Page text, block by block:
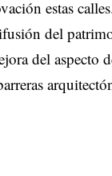
estas
del
del aspecto